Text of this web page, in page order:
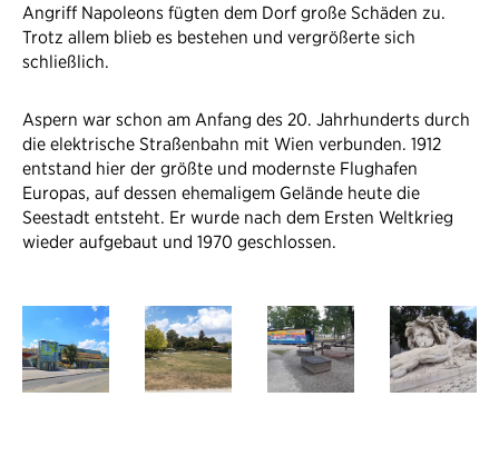
Angriff Napoleons fügten dem Dorf große Schäden zu.
Trotz allem blieb es bestehen und vergrößerte sich
schließlich.
Aspern war schon am Anfang des 20. Jahrhunderts durch
die elektrische Straßenbahn mit Wien verbunden. 1912
entstand hier der größte und modernste Flughafen
Europas, auf dessen ehemaligem Gelände heute die
Seestadt entsteht. Er wurde nach dem Ersten Weltkrieg
wieder aufgebaut und 1970 geschlossen.